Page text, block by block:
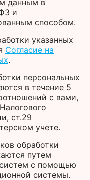
данным в
и
способом.
указанных
Согласие на
.
персональных
в течение 5
с вами,
ст.29
учете.
обработки
путем
с помощью
системы.